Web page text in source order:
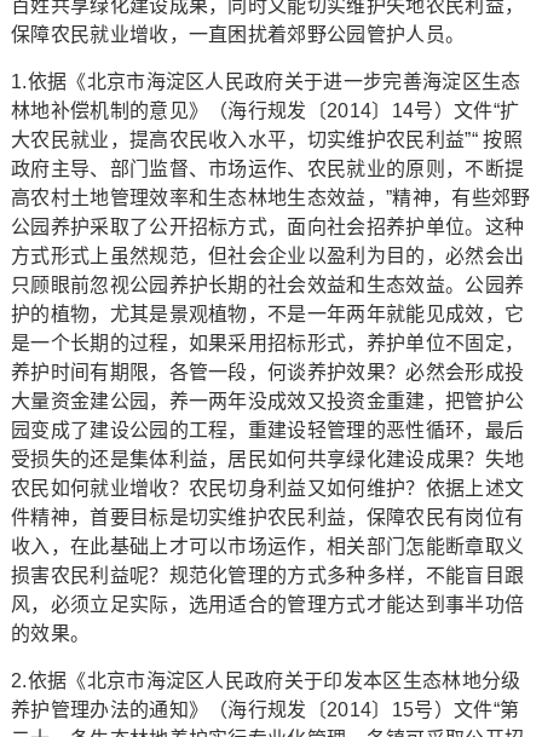
百姓共享绿化建设成果，同时又能切实维护失地农民利益，
保障农民就业增收，一直困扰着郊野公园管护人员。
1.依据《北京市海淀区人民政府关于进一步完善海淀区生态
林地补偿机制的意见》（海行规发〔2014〕14号）文件“扩
大农民就业，提高农民收入水平，切实维护农民利益”“ 按照
政府主导、部门监督、市场运作、农民就业的原则，不断提
高农村土地管理效率和生态林地生态效益，”精神，有些郊野
公园养护采取了公开招标方式，面向社会招养护单位。这种
方式形式上虽然规范，但社会企业以盈利为目的，必然会出
只顾眼前忽视公园养护长期的社会效益和生态效益。公园养
护的植物，尤其是景观植物，不是一年两年就能见成效，它
是一个长期的过程，如果采用招标形式，养护单位不固定，
养护时间有期限，各管一段，何谈养护效果？必然会形成投
大量资金建公园，养一两年没成效又投资金重建，把管护公
园变成了建设公园的工程，重建设轻管理的恶性循环，最后
受损失的还是集体利益，居民如何共享绿化建设成果？失地
农民如何就业增收？农民切身利益又如何维护？依据上述文
件精神，首要目标是切实维护农民利益，保障农民有岗位有
收入，在此基础上才可以市场运作，相关部门怎能断章取义
损害农民利益呢？规范化管理的方式多种多样，不能盲目跟
风，必须立足实际，选用适合的管理方式才能达到事半功倍
的效果。
2.依据《北京市海淀区人民政府关于印发本区生态林地分级
养护管理办法的通知》（海行规发〔2014〕15号）文件“第